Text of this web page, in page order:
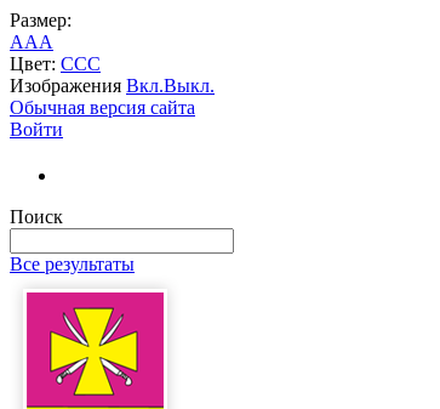
Размер:
AAA
Цвет: CCC
Изображения Вкл.Выкл.
Обычная версия сайта
Войти
Поиск
Все результаты